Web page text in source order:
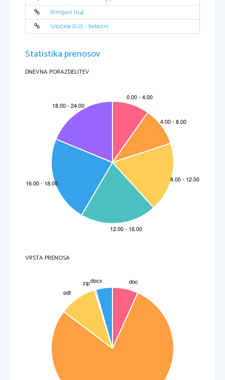
V. Koršič-Zorn: Kratek vodnik po oglejski baziliki
Rimljani [04]
Izločala [02] - bolezni
Statistika prenosov
DNEVNA PORAZDELITEV
VRSTA PRENOSA